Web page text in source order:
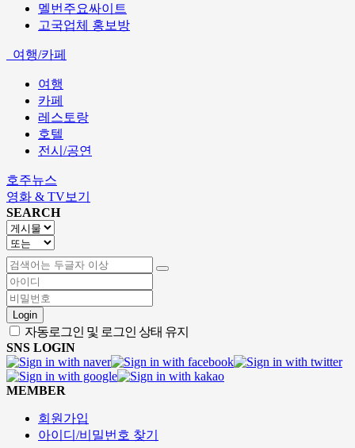
멜번주요싸이트
고국업체 홍보방
여행/카페
여행
카페
레스토랑
호텔
전시/공연
호주뉴스
영화 & TV보기
SEARCH
Login
자동로그인 및 로그인 상태 유지
SNS LOGIN
MEMBER
회원가입
아이디/비밀번호 찾기